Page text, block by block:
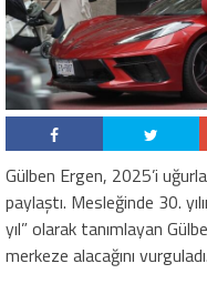
Gülben Ergen, 2025’i
paylaştı. Mesleğinde 30.
yıl” olarak tanımlayan
merkeze alacağını vurguladı.